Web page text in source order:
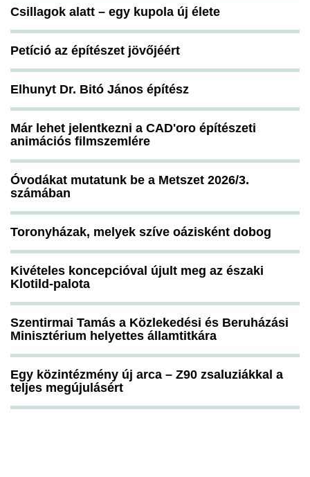
Csillagok alatt – egy kupola új élete
Petíció az építészet jövőjéért
Elhunyt Dr. Bitó János építész
Már lehet jelentkezni a CAD'oro építészeti
animációs filmszemlére
Óvodákat mutatunk be a Metszet 2026/3.
számában
Toronyházak, melyek szíve oázisként dobog
Kivételes koncepcióval újult meg az északi
Klotild-palota
Szentirmai Tamás a Közlekedési és Beruházási
Minisztérium helyettes államtitkára
Egy közintézmény új arca – Z90 zsaluziákkal a
teljes megújulásért